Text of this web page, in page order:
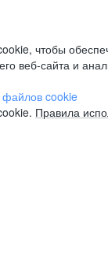
чтобы
веб-сайта и
файлов cookie
Правила